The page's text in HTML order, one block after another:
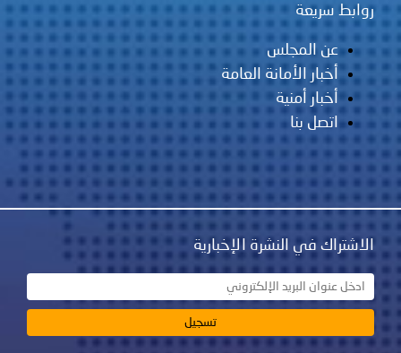
روابط سريعة
عن المجلس
أخبار الأمانة العامة
أخبار أمنية
اتصل بنا
الاشتراك في النشرة الإخبارية